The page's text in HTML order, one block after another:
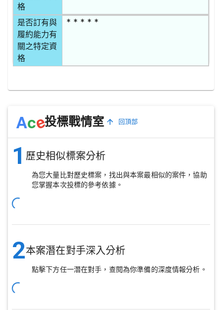
格
是否訂有與
履約能力有
關之特定資
格
* * * * *
Ace投標戰情室 回頂部
1 歷史相似標案分析
為您大量比對歷史標案，找出與本案最相似的案件，協助
您掌握本次投標的參考依據。
2本案潛在對手深入分析
點擊下方任一潛在對手，查閱為你準備的深度情報分析。